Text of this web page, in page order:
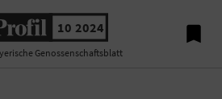
10 2024
Genossenschaftsblatt
